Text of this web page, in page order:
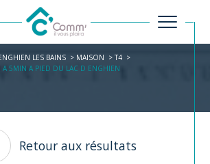
LES BAINS MAISON
T4
A 5MIN A PIED DU LAC D ENGHIEN
Retour aux résultats